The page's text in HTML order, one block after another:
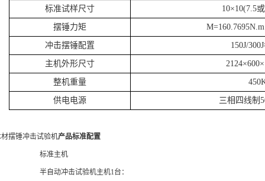
标准试样尺寸 10×10(7.5
摆锤力矩
冲击摆锤配置 150J/
主机外形尺寸
整机重量
供电电源 三相四线制
摆锤冲击试验机产品标准配置
标准主机
半自动冲击试验机主机1台：